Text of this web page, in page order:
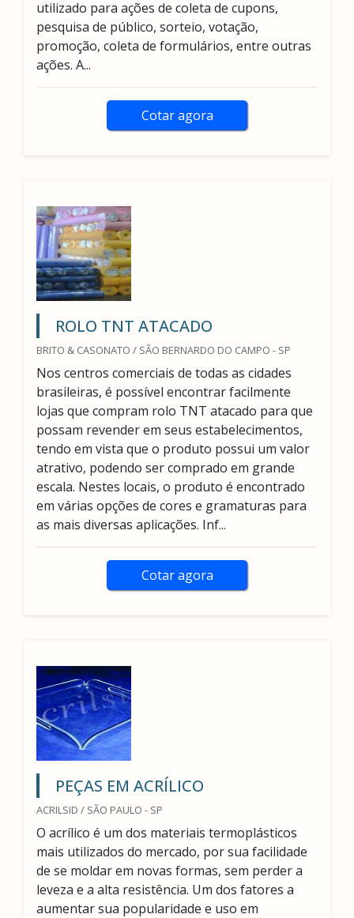
utilizado para ações de coleta de cupons,
pesquisa de público, sorteio, votação,
promoção, coleta de formulários, entre outras
ações. A...
Cotar agora
ROLO TNT ATACADO
BRITO & CASONATO / SÃO BERNARDO DO CAMPO - SP
Nos centros comerciais de todas as cidades
brasileiras, é possível encontrar facilmente
lojas que compram rolo TNT atacado para que
possam revender em seus estabelecimentos,
tendo em vista que o produto possui um valor
atrativo, podendo ser comprado em grande
escala. Nestes locais, o produto é encontrado
em várias opções de cores e gramaturas para
as mais diversas aplicações. Inf...
Cotar agora
PEÇAS EM ACRÍLICO
ACRILSID / SÃO PAULO - SP
O acrílico é um dos materiais termoplásticos
mais utilizados do mercado, por sua facilidade
de se moldar em novas formas, sem perder a
leveza e a alta resistência. Um dos fatores a
aumentar sua popularidade e uso em